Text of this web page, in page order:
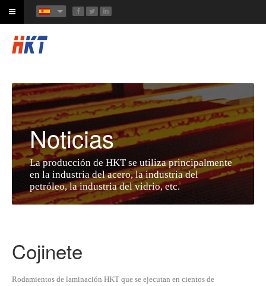
Noticias
La producción de HKT se utiliza principalmente
en la industria del acero, la industria del
petróleo, la industria del vidrio, etc.
Cojinete
Rodamientos de laminación HKT que se ejecutan en cientos de